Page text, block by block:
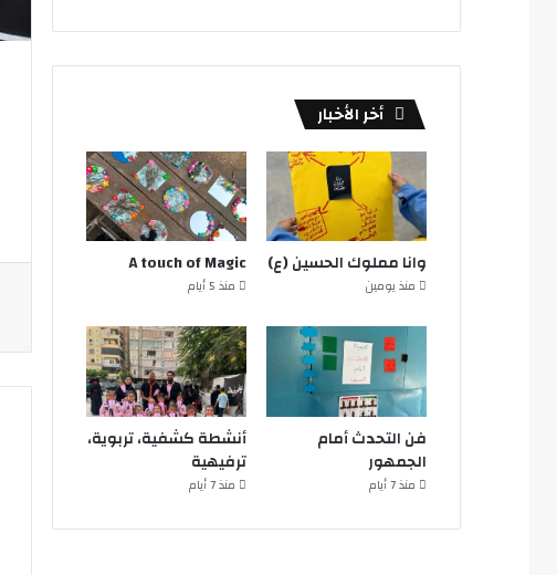
أخر الأخبار
وانا مملوك الحسين (ع)
منذ يومين
A touch of Magic
منذ 5 أيام
فن التحدث أمام
الجمهور
منذ 7 أيام
أنشطة كشفية، تربوية،
ترفيهية
منذ 7 أيام